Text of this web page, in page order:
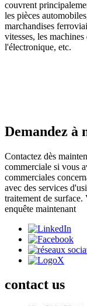
couvrent
les pièces
marchandises
vitesses, les
l'électronique, etc.
Demandez à
Contactez dès
commerciale si vous
commerciales
avec des services
traitement de surface.
enquête maintenant
contact us